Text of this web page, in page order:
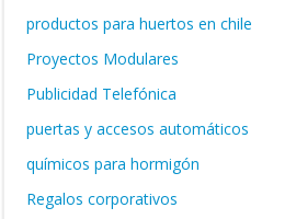
productos para huertos en chile
Proyectos Modulares
Publicidad Telefónica
puertas y accesos automáticos
químicos para hormigón
Regalos corporativos